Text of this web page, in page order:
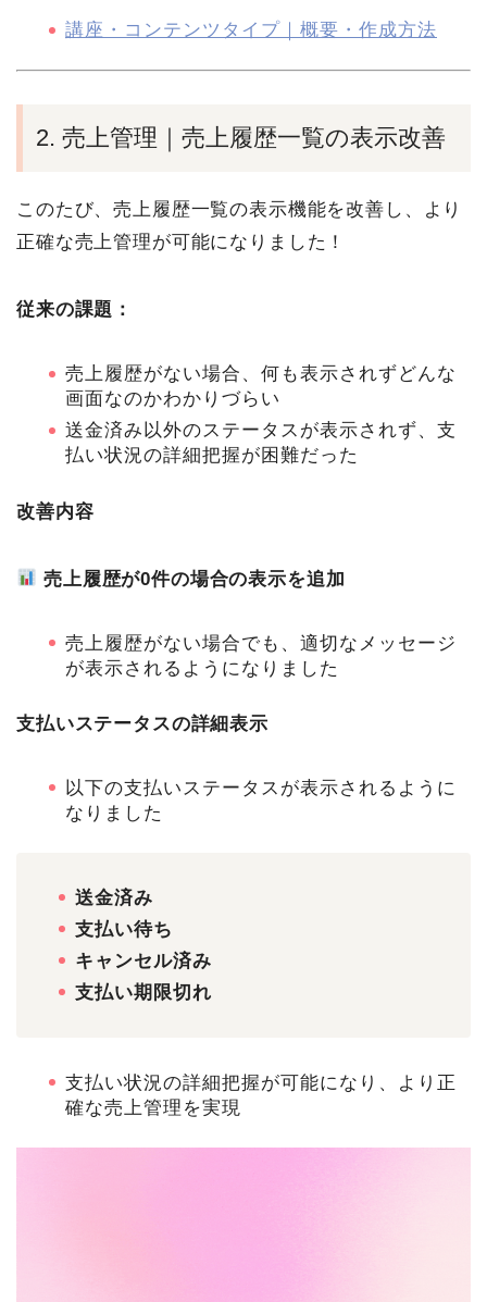
講座・コンテンツタイプ｜概要・作成方法
2. 売上管理｜売上履歴一覧の表示改善
このたび、売上履歴一覧の表示機能を改善し、より
正確な売上管理が可能になりました！
従来の課題：
売上履歴がない場合、何も表示されずどんな
画面なのかわかりづらい
送金済み以外のステータスが表示されず、支
払い状況の詳細把握が困難だった
改善内容
売上履歴が0件の場合の表示を追加
売上履歴がない場合でも、適切なメッセージ
が表示されるようになりました
支払いステータスの詳細表示
以下の支払いステータスが表示されるように
なりました
送金済み
支払い待ち
キャンセル済み
支払い期限切れ
支払い状況の詳細把握が可能になり、より正
確な売上管理を実現